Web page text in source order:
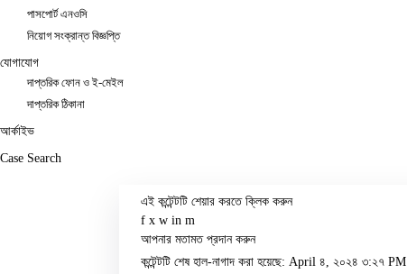
পাসপোর্ট এনওসি
নিয়োগ সংক্রান্ত বিজ্ঞপ্তি
যোগাযোগ
দাপ্তরিক ফোন ও ই-মেইল
দাপ্তরিক ঠিকানা
আর্কাইভ
Case Search
এই কন্টেন্টটি শেয়ার করতে ক্লিক করুন
f x w in m
আপনার মতামত প্রদান করুন
কন্টেন্টটি শেষ হাল-নাগাদ করা হয়েছে: April ৪, ২০২৪ ৩:২৭ PM